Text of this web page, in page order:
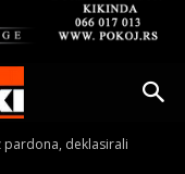
pardona, deklasirali